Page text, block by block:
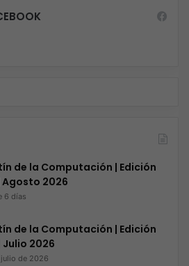
de la Computación | Edición
Agosto 2026
6 días
de la Computación | Edición
Julio 2026
julio de 2026